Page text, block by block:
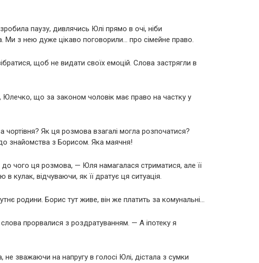
паузу, дивлячись Юлі прямо в очі, ніби
Ми з нею дуже цікаво поговорили… про сімейне право.
щоб не видати своїх емоцій. Слова застрягли в
що за законом чоловік має право на частку у
Як ця розмова взагалі могла розпочатися?
знайомства з Борисом. Яка маячня!
чого ця розмова, — Юля намагалася стриматися, але її
кулак, відчуваючи, як її дратує ця ситуація.
родини. Борис тут живе, він же платить за комунальні…
прорвалися з роздратуванням. — А іпотеку я
зважаючи на напругу в голосі Юлі, дістала з сумки